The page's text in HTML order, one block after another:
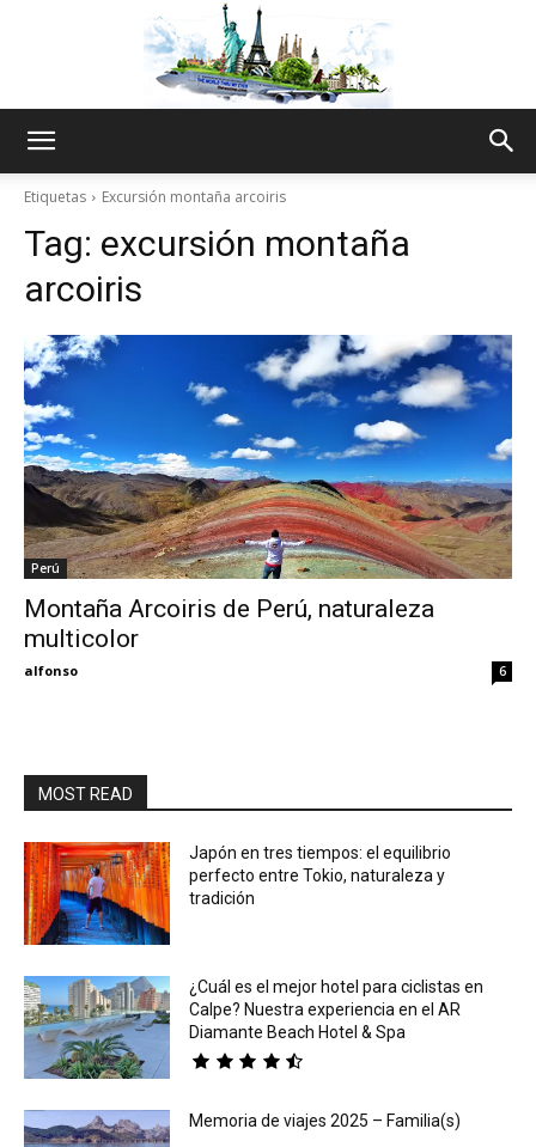
Thru
My
Etiquetas Excursión montaña arcoiris
Tag: excursión montaña
arcoiris
Perú
Montaña Arcoiris de Perú, naturaleza
multicolor
alfonso 6
MOST READ
Japón en tres tiempos: el equilibrio
perfecto entre Tokio, naturaleza y
tradición
¿Cuál es el mejor hotel para ciclistas en
Calpe? Nuestra experiencia en el AR
Diamante Beach Hotel & Spa
Memoria de viajes 2025 – Familia(s)